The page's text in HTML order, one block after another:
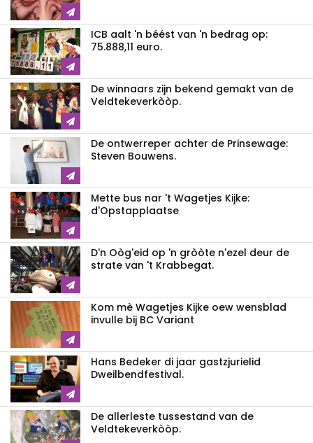
ICB aalt 'n béést van 'n bedrag op:
75.888,11 euro.
De winnaars zijn bekend gemakt van de
Veldtekeverkòòp.
De ontwerreper achter de Prinsewage:
Steven Bouwens.
Mette bus nar 't Wagetjes Kijke:
d'Opstapplaatse
D'n Oòg'eid op 'n gròòte n'ezel deur de
strate van 't Krabbegat.
Kom mè Wagetjes Kijke oew wensblad
invulle bij BC Variant
Hans Bedeker di jaar gastzjurielid
Dweilbendfestival.
De allerleste tussestand van de
Veldtekeverkòòp.